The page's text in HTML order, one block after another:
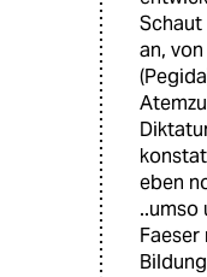
an,
eben
..umso